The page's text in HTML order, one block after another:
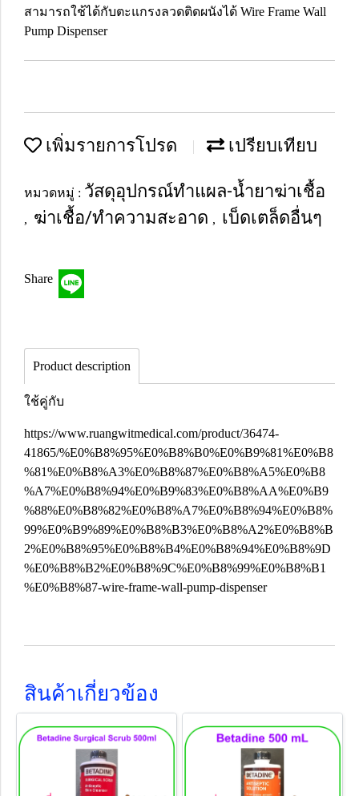
สามารถใช้ได้กับตะแกรงลวดติดผนังได้ Wire Frame Wall
Pump Dispenser
เพิ่มรายการโปรด เปรียบเทียบ
หมวดหมู่ : วัสดุอุปกรณ์ทำแผล-น้ำยาฆ่าเชื้อ
, ฆ่าเชื้อ/ทำความสะอาด , เบ็ดเตล็ดอื่นๆ
Share
Product description
ใช้คู่กับ
https://www.ruangwitmedical.com/product/36474-
41865/%E0%B8%95%E0%B8%B0%E0%B9%81%E0%B8
%81%E0%B8%A3%E0%B8%87%E0%B8%A5%E0%B8
%A7%E0%B8%94%E0%B9%83%E0%B8%AA%E0%B9
%88%E0%B8%82%E0%B8%A7%E0%B8%94%E0%B8%
99%E0%B9%89%E0%B8%B3%E0%B8%A2%E0%B8%B
2%E0%B8%95%E0%B8%B4%E0%B8%94%E0%B8%9D
%E0%B8%B2%E0%B8%9C%E0%B8%99%E0%B8%B1
%E0%B8%87-wire-frame-wall-pump-dispenser
สินค้าเกี่ยวข้อง